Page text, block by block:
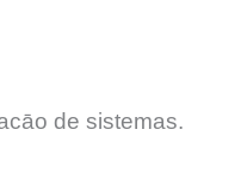
de sistemas.